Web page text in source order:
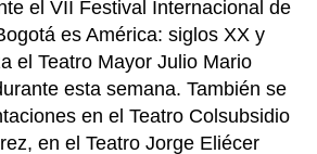
el VII Festival Internacional de
es América: siglos XX y
el Teatro Mayor Julio Mario
esta semana. También se
en el Teatro Colsubsidio
en el Teatro Jorge Eliécer